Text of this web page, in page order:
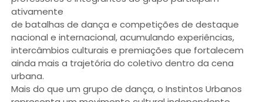
ativamente
de batalhas de dança e competições de destaque
nacional e internacional, acumulando experiências,
intercâmbios culturais e premiações que fortalecem
ainda mais a trajetória do coletivo dentro da cena
urbana.
Mais do que um grupo de dança, o Instintos Urbanos